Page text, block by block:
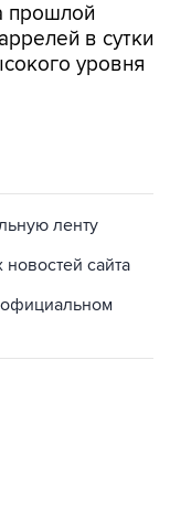
прошлой
в сутки
уровня
ленту
сайта